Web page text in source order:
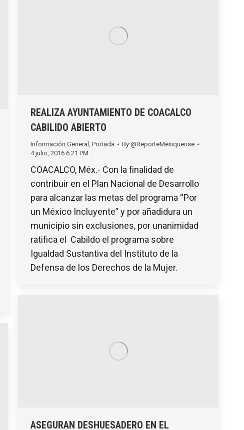
REALIZA AYUNTAMIENTO DE COACALCO
CABILIDO ABIERTO
Información General Portada By @ReporteMexiquense
4 julio, 2016 6:21 PM
COACALCO, Méx.- Con la finalidad de
contribuir en el Plan Nacional de Desarrollo
para alcanzar las metas del programa “Por
un México Incluyente” y por añadidura un
municipio sin exclusiones, por unanimidad
ratifica el Cabildo el programa sobre
Igualdad Sustantiva del Instituto de la
Defensa de los Derechos de la Mujer.
ASEGURAN DESHUESADERO EN EL